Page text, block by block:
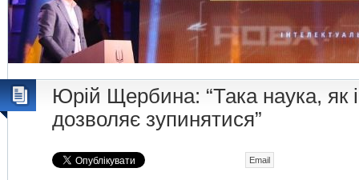
Юрій Щербина: “Така наука, як
дозволяє зупинятися”
Email